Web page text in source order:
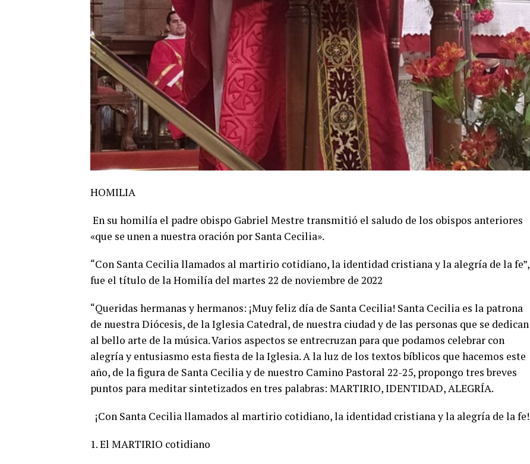
HOMILIA
En su homilía el padre obispo Gabriel Mestre transmitió el saludo de los obispos anteriores
«que se unen a nuestra oración por Santa Cecilia».
“Con Santa Cecilia llamados al martirio cotidiano, la identidad cristiana y la alegría de la fe”,
fue el título de la Homilía del martes 22 de noviembre de 2022
“Queridas hermanas y hermanos: ¡Muy feliz día de Santa Cecilia! Santa Cecilia es la patrona
de nuestra Diócesis, de la Iglesia Catedral, de nuestra ciudad y de las personas que se dedican
al bello arte de la música. Varios aspectos se entrecruzan para que podamos celebrar con
alegría y entusiasmo esta fiesta de la Iglesia. A la luz de los textos bíblicos que hacemos este
año, de la figura de Santa Cecilia y de nuestro Camino Pastoral 22-25, propongo tres breves
puntos para meditar sintetizados en tres palabras: MARTIRIO, IDENTIDAD, ALEGRÍA.
¡Con Santa Cecilia llamados al martirio cotidiano, la identidad cristiana y la alegría de la fe!
1. El MARTIRIO cotidiano